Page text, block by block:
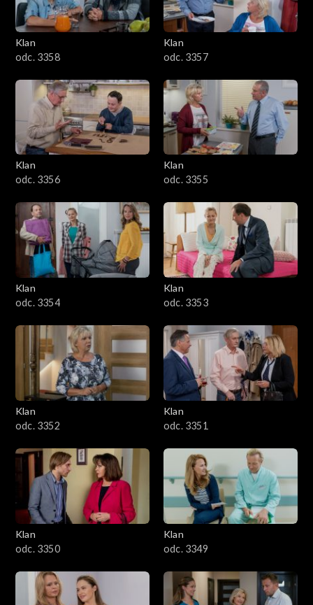
Klan
odc. 3358
Klan
odc. 3357
Klan
odc. 3356
Klan
odc. 3355
Klan
odc. 3354
Klan
odc. 3353
Klan
odc. 3352
Klan
odc. 3351
Klan
odc. 3350
Klan
odc. 3349